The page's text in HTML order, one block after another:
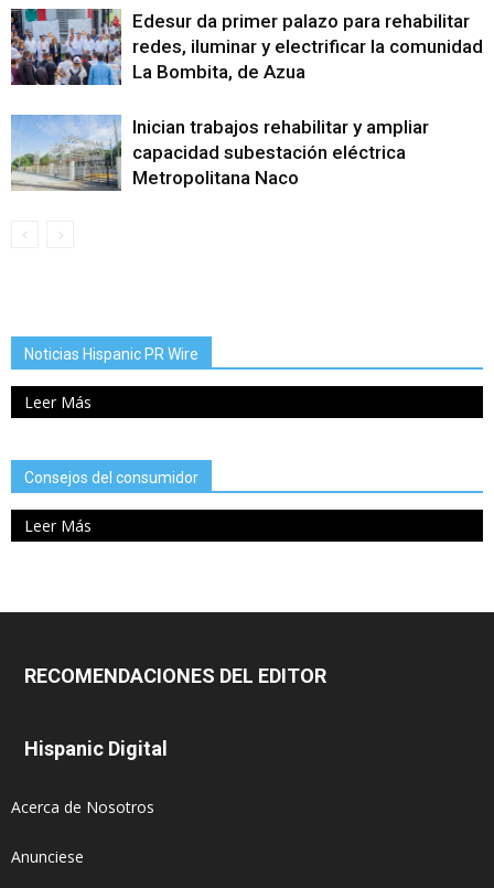
Edesur da primer palazo para rehabilitar
redes, iluminar y electrificar la comunidad
La Bombita, de Azua
Inician trabajos rehabilitar y ampliar
capacidad subestación eléctrica
Metropolitana Naco
Noticias Hispanic PR Wire
Leer Más
Consejos del consumidor
Leer Más
RECOMENDACIONES DEL EDITOR
Hispanic Digital
Acerca de Nosotros
Anunciese